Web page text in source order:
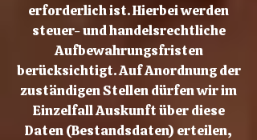
erforderlich ist. Hierbei werden
steuer- und handelsrechtliche
Aufbewahrungsfristen
berücksichtigt. Auf Anordnung der
zuständigen Stellen dürfen wir im
Einzelfall Auskunft über diese
Daten (Bestandsdaten) erteilen,